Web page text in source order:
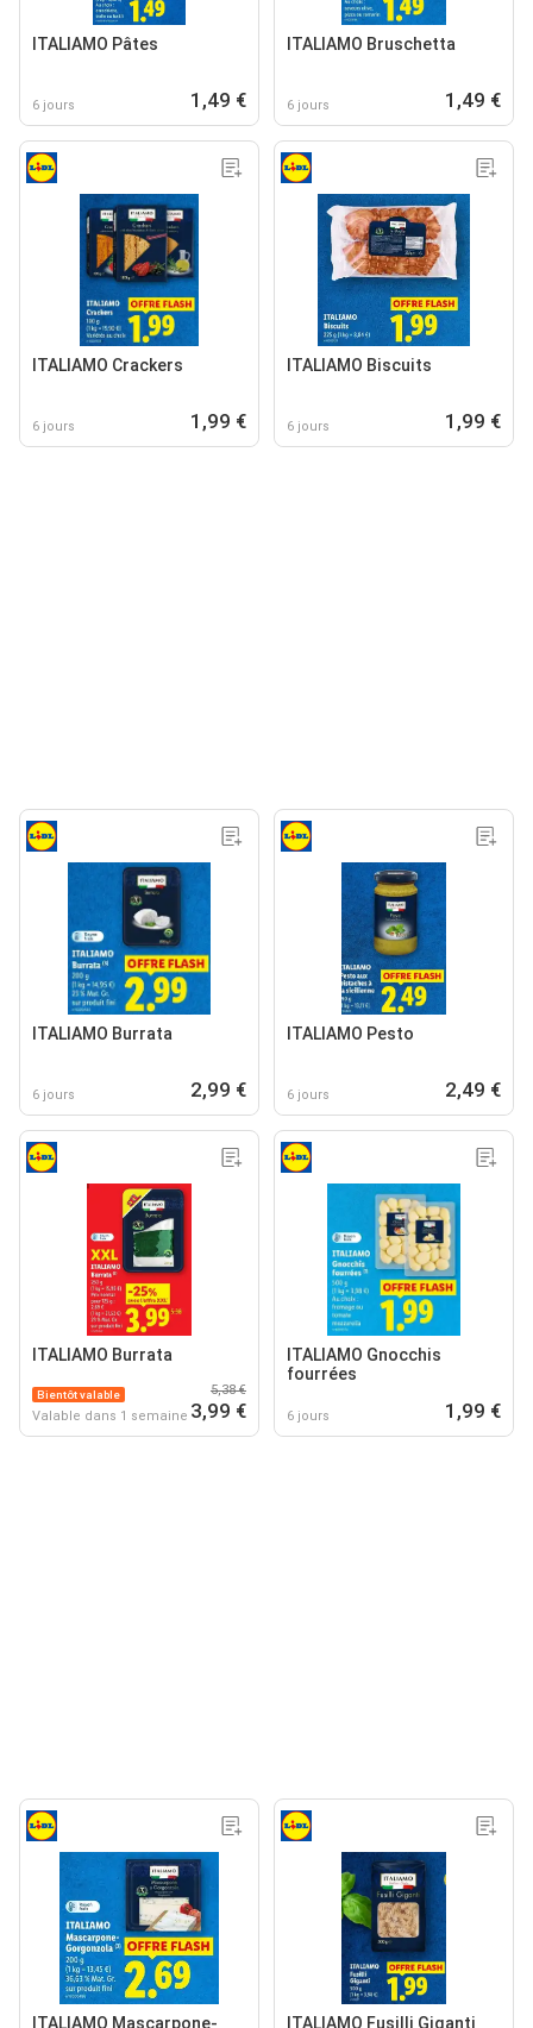
ITALIAMO Pâtes
6 jours 1,49 €
ITALIAMO Bruschetta
6 jours 1,49 €
ITALIAMO Crackers
6 jours 1,99 €
ITALIAMO Biscuits
6 jours 1,99 €
ITALIAMO Burrata
6 jours 2,99 €
ITALIAMO Pesto
6 jours 2,49 €
ITALIAMO Burrata
Bientôt valable
Valable dans 1 semaine
5,38 €
3,99 €
ITALIAMO Gnocchis
fourrées
6 jours 1,99 €
ITALIAMO Mascarpone- ITALIAMO Fusilli Giganti